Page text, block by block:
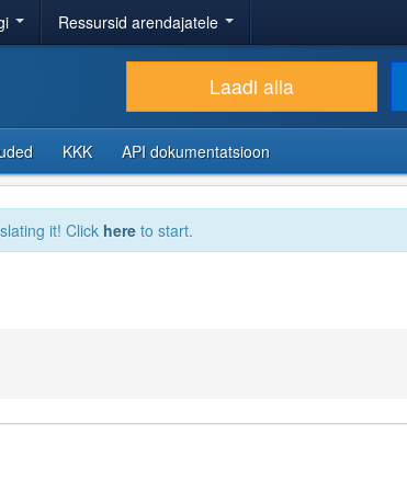
Ressursid arendajatele
Laadi alla
KKK API dokumentatsioon
it! Click here to start.